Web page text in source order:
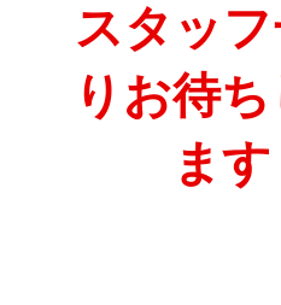
スタッ
りお待
ます